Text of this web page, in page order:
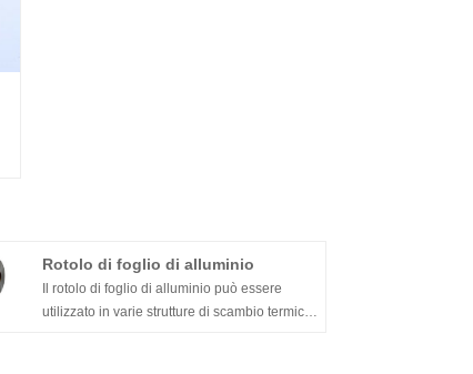
Rotolo di foglio di alluminio
Il rotolo di foglio di alluminio può essere
utilizzato in varie strutture di scambio termico